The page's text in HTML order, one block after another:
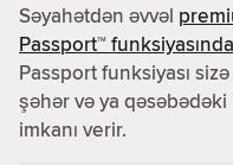
Səyahətdən əvvəl
Passport™
Passport funksiyası
şəhər və ya
imkanı verir.